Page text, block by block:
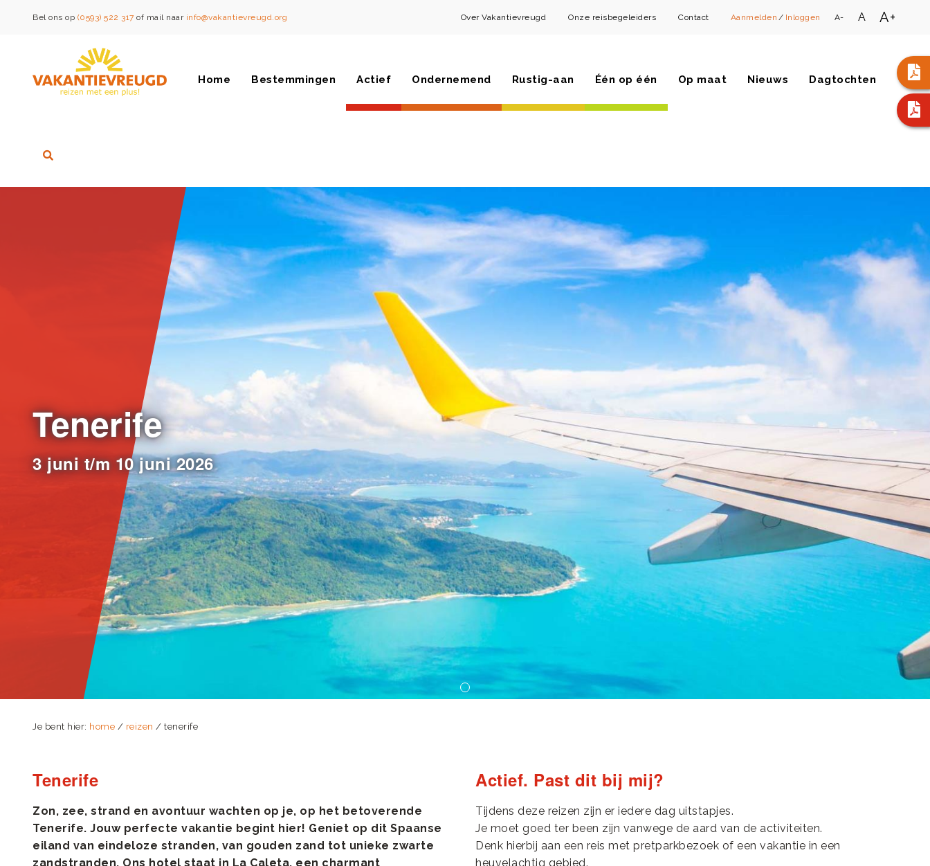
Bel ons op (0593) 522 317 of mail naar info@vakantievreugd.org Over Vakantievreugd Onze reisbegeleiders Contact Aanmelden / Inloggen A- A A+
Home Bestemmingen Actief Ondernemend Rustig-aan Één op één Op maat Nieuws Dagtochten
Tenerife
3 juni t/m 10 juni 2026
Je bent hier: home / reizen / tenerife
Tenerife
Zon, zee, strand en avontuur wachten op je, op het betoverende
Tenerife. Jouw perfecte vakantie begint hier! Geniet op dit Spaanse
eiland van eindeloze stranden, van gouden zand tot unieke zwarte
zandstranden. Ons hotel staat in La Caleta, een charmant
Actief. Past dit bij mij?
Tijdens deze reizen zijn er iedere dag uitstapjes.
Je moet goed ter been zijn vanwege de aard van de activiteiten.
Denk hierbij aan een reis met pretparkbezoek of een vakantie in een
heuvelachtig gebied.